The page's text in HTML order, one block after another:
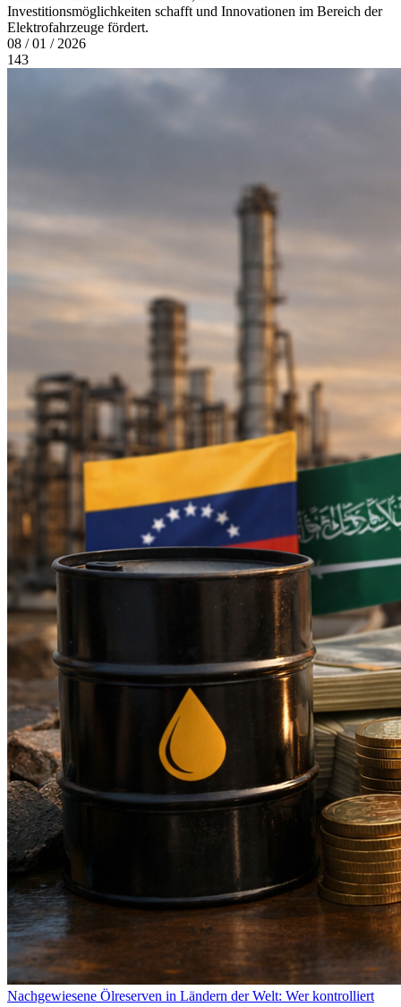
Investitionsmöglichkeiten schafft und Innovationen im Bereich der
Elektrofahrzeuge fördert.
08 / 01 / 2026
143
Nachgewiesene Ölreserven in Ländern der Welt: Wer kontrolliert